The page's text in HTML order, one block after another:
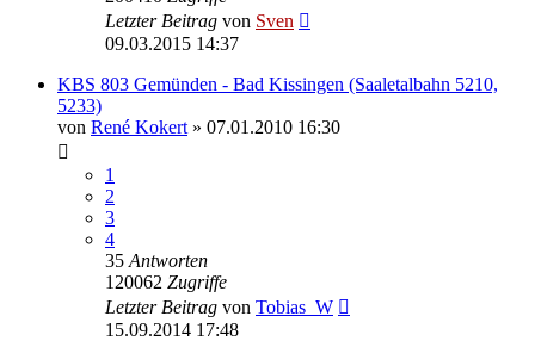
Letzter Beitrag von Sven
09.03.2015 14:37
KBS 803 Gemünden - Bad Kissingen (Saaletalbahn 5210,
5233)
von René Kokert » 07.01.2010 16:30
1
2
3
4
35 Antworten
120062 Zugriffe
Letzter Beitrag von Tobias_W
15.09.2014 17:48